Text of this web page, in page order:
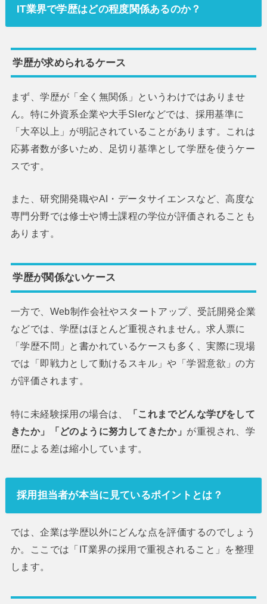
IT業界で学歴はどの程度関係あるのか？
学歴が求められるケース
まず、学歴が「全く無関係」というわけではありませ
ん。特に外資系企業や大手SIerなどでは、採用基準に
「大卒以上」が明記されていることがあります。これは
応募者数が多いため、足切り基準として学歴を使うケー
スです。
また、研究開発職やAI・データサイエンスなど、高度な
専門分野では修士や博士課程の学位が評価されることも
あります。
学歴が関係ないケース
一方で、Web制作会社やスタートアップ、受託開発企業
などでは、学歴はほとんど重視されません。求人票に
「学歴不問」と書かれているケースも多く、実際に現場
では「即戦力として動けるスキル」や「学習意欲」の方
が評価されます。
特に未経験採用の場合は、
「これまでどんな学びをして
きたか」「どのように努力してきたか」 が重視され、学
歴による差は縮小しています。
採用担当者が本当に見ているポイントとは？
では、企業は学歴以外にどんな点を評価するのでしょう
か。ここでは「IT業界の採用で重視されること」を整理
します。